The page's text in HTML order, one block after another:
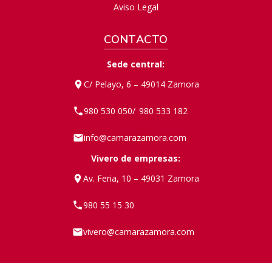
Aviso Legal
CONTACTO
Sede central:
C/ Pelayo, 6 – 49014 Zamora
980 530 050/ 980 533 182
info@camarazamora.com
Vivero de empresas:
Av. Feria, 10 – 49031 Zamora
980 55 15 30
vivero@camarazamora.com